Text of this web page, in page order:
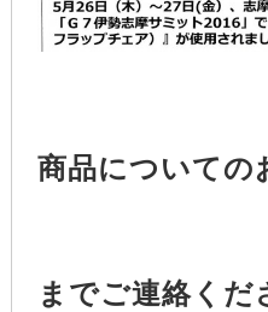
商品についての
フォ
までご連絡くだ